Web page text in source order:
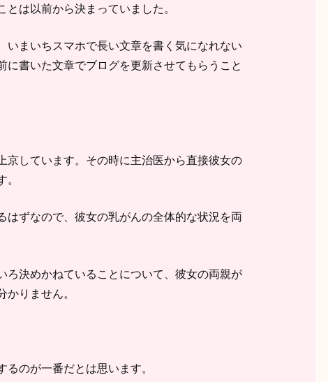
は以前から決まっていました。
まいちスマホで長い文章を書く気になれない
書いた文章でブログを更新させてもらうこと
京しています。その時に主治医から直接彼女の
はずなので、彼女の乳がんの全体的な状況を両
ろ決めかねていることについて、彼女の両親が
りません。
のが一番だとは思います。